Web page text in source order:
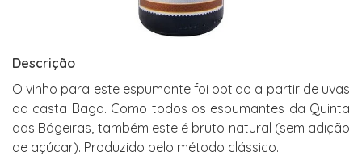
Descrição
O vinho para este espumante foi obtido a partir de uvas
da casta Baga. Como todos os espumantes da Quinta
das Bágeiras, também este é bruto natural (sem adição
de açúcar). Produzido pelo método clássico.